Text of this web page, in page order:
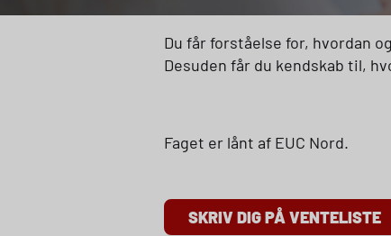
Du får forståelse for, hvordan
Desuden får du kendskab til,
Faget er lånt af EUC Nord.
SKRIV DIG PÅ VENTELISTE